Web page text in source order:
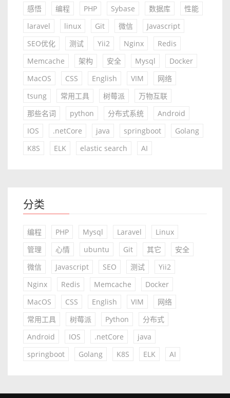
感悟 编程 PHP Sybase 数据库
性能
laravel
linux Git 微信
Javascript
SEO优化
测试 Yii2 Nginx
Redis
Memcache
架构 安全 Mysql
Docker
MacOS
CSS English VIM
网络
tsung
常用工具 树莓派
万物互联
那些名词
python 分布式系统
Android
IOS
.netCore java springboot
Golang
K8S
ELK elastic search AI
分类
编程 PHP Mysql Laravel
Linux
管理
心情 ubuntu Git 其它
安全
微信
Javascript SEO 测试
Yii2
Nginx
Redis Memcache
Docker
MacOS
CSS English VIM
网络
常用工具
树莓派 Python
分布式
Android
IOS .netCore
java
springboot
Golang K8S ELK AI